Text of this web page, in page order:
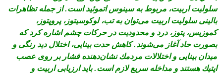
سلوليت اربيت، مربوط به سينوس اتموئيد است. از جمله تظاهرات
بالينى سلوليت اربيت مى‌‏توان به تب، لوكوسيتوز، پروپتوز،
كموزيس، پتوز، درد و محدوديت در حركات چشم اشاره كرد كه
بصورت حاد آغاز مى‌‏شوند. كاهش حدت بينايى، اختلال ديد رنگى و
ميدان بينايى و اختلالات مردمك نشان‌‏دهنده فشار بر روى عصب
اپتيك هستند و مداخله سريع لازم است. بايد ارزيابى اربيت و